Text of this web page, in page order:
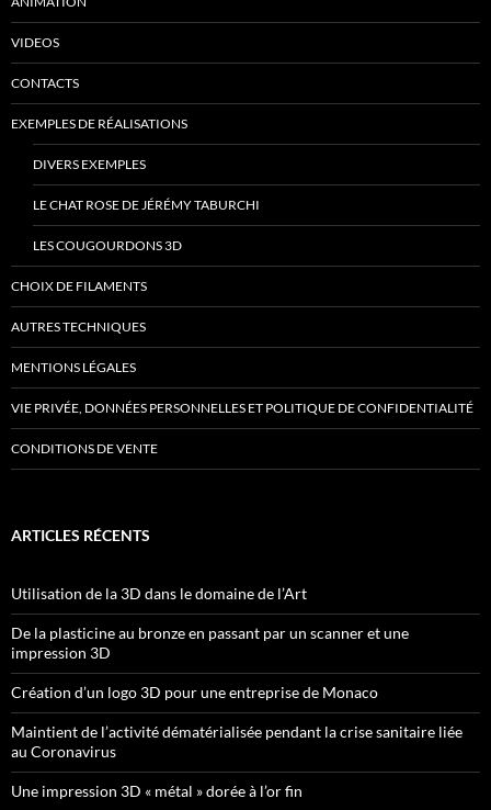
VIDEOS
CONTACTS
EXEMPLES DE RÉALISATIONS
DIVERS EXEMPLES
LE CHAT ROSE DE JÉRÉMY TABURCHI
LES COUGOURDONS 3D
CHOIX DE FILAMENTS
AUTRES TECHNIQUES
MENTIONS LÉGALES
VIE PRIVÉE, DONNÉES PERSONNELLES ET POLITIQUE DE CONFIDENTIALITÉ
CONDITIONS DE VENTE
ARTICLES RÉCENTS
Utilisation de la 3D dans le domaine de l’Art
De la plasticine au bronze en passant par un scanner et une
impression 3D
Création d’un logo 3D pour une entreprise de Monaco
Maintient de l’activité dématérialisée pendant la crise sanitaire liée
au Coronavirus
Une impression 3D « métal » dorée à l’or fin